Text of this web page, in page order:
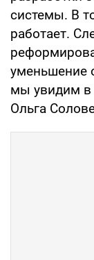
системы. В
работает.
уменьшение
мы увидим в
Ольга